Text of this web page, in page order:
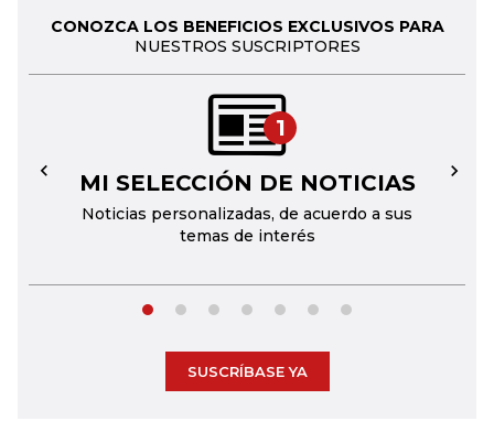
CONOZCA LOS BENEFICIOS EXCLUSIVOS PARA
NUESTROS SUSCRIPTORES
1
MI SELECCIÓN DE NOTICIAS
Noticias personalizadas, de acuerdo a sus
temas de interés
← →
SUSCRÍBASE YA